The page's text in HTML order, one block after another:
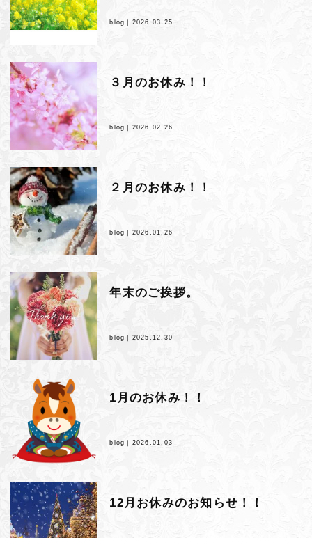
blog｜ 2026.03.25
３月のお休み！！
blog｜ 2026.02.26
２月のお休み！！
blog｜ 2026.01.26
年末のご挨拶。
blog｜ 2025.12.30
1月のお休み！！
blog｜ 2026.01.03
12月お休みのお知らせ！！